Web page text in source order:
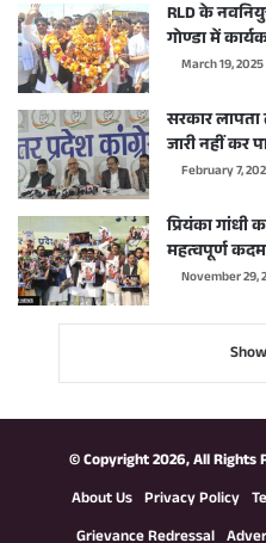
RLD के
गोण्डा में
March 19, 2025
सरकार
जारी नहीं कर
February 7,
प्रियंका
महत्वपूर्ण कदम
November 29,
© Copyright 2026, All Rights
About Us Privacy Policy